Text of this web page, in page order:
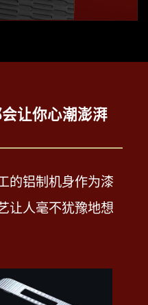
让你心潮澎湃
的铝制机身作为漆